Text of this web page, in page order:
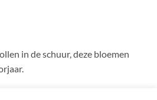
in de schuur, deze bloemen